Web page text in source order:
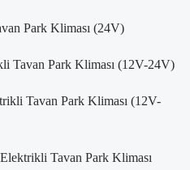
Park Kliması (24V)
Tavan Park Kliması (12V-24V)
Tavan Park Kliması (12V-
Tavan Park Kliması